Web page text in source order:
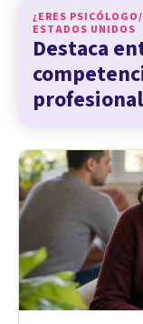
¿ERES
ESTADOS UNIDOS
Destaca